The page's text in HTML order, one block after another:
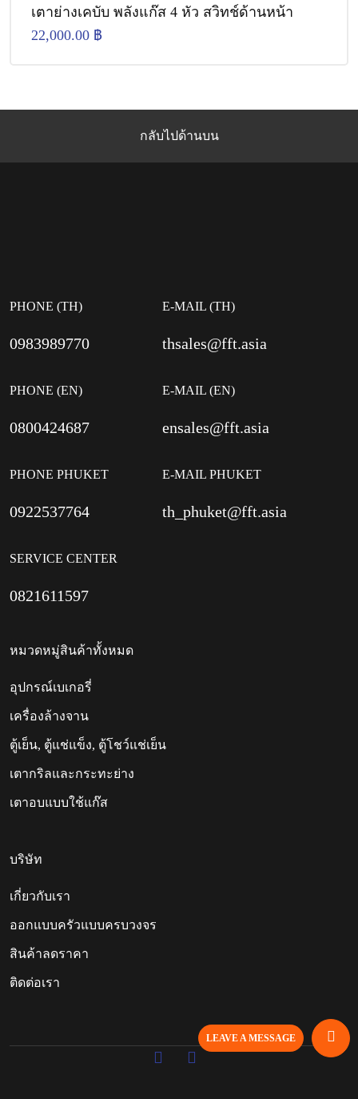
LEAVE A MESSAGE
เตาย่างเคบับ พลังแก๊ส 4 หัว สวิทช์ด้านหน้า
22,000.00 ฿
กลับไปด้านบน
PHONE (TH)
0983989770
PHONE (EN)
0800424687
PHONE PHUKET
0922537764
SERVICE CENTER
0821611597
E-MAIL (TH)
thsales@fft.asia
E-MAIL (EN)
ensales@fft.asia
E-MAIL PHUKET
th_phuket@fft.asia
หมวดหมู่สินค้าทั้งหมด
อุปกรณ์เบเกอรี่
เครื่องล้างจาน
ตู้เย็น, ตู้แช่แข็ง, ตู้โชว์แช่เย็น
เตากริลและกระทะย่าง
เตาอบแบบใช้แก๊ส
บริษัท
เกี่ยวกับเรา
ออกแบบครัวแบบครบวงจร
สินค้าลดราคา
ติดต่อเรา